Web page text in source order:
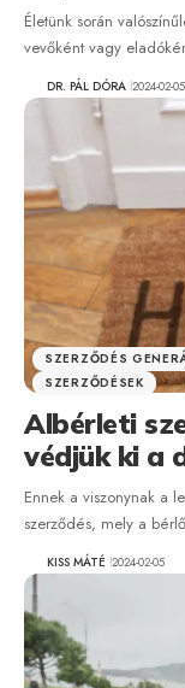
Életünk során
vevőként vagy
DR. PÁL DÓRA 2024-02-05
SZERZŐDÉS
SZERZŐDÉSEK
Albérleti
védjük ki a
Ennek a viszonynak a
szerződés, mely a
KISS MÁTÉ 2024-02-05